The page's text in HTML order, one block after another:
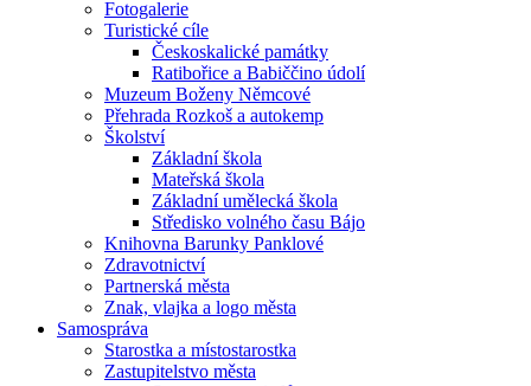
Fotogalerie
Turistické cíle
Českoskalické památky
Ratibořice a Babiččino údolí
Muzeum Boženy Němcové
Přehrada Rozkoš a autokemp
Školství
Základní škola
Mateřská škola
Základní umělecká škola
Středisko volného času Bájo
Knihovna Barunky Panklové
Zdravotnictví
Partnerská města
Znak, vlajka a logo města
Samospráva
Starostka a místostarostka
Zastupitelstvo města